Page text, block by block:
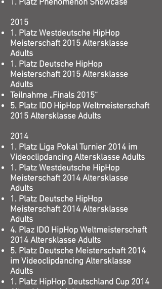
1. Platz Phenomenon Showcase
2015
1. Platz Westdeutsche HipHop
Meisterschaft 2015 Altersklasse
Adults
1. Platz Deutsche HipHop
Meisterschaft 2015 Altersklasse
Adults
Teilnahme „Finals 2015“
5. Platz IDO HipHop Weltmeisterschaft
2015 Altersklasse Adults
2014
1. Platz Liga Pokal Turnier 2014 im
Videoclipdancing Altersklasse Adults
1. Platz Westdeutsche HipHop
Meisterschaft 2014 Altersklasse
Adults
1. Platz Deutsche HipHop
Meisterschaft 2014 Altersklasse
Adults
4. Plaz IDO HipHop Weltmeisterschaft
2014 Altersklasse Adults
5. Platz Deutsche Meisterschaft 2014
im Videoclipdancing Altersklasse
Adults
1. Platz HipHop Deutschland Cup 2014